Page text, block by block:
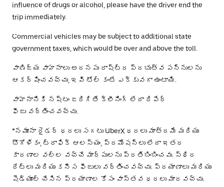
influence of drugs or alcohol, please have the driver end the
trip immediately.
Commercial vehicles may be subject to additional state
government taxes, which would be over and above the toll.
వాణిజ్య వాహనాలు అదనపు రాష్ట్ర ప్రభుత్వ పన్నులను
ఆకర్షించవచ్చు, ఇవి టోల్ కంటే ఎక్కువగా ఉంటాయి.
వాహనానికి నష్టం జరిగితే క్లీనింగ్ లేదా రిపేర్
ఫీజు వర్తించవచ్చు.
*నమూనా రైడర్ ధరలు సగటు UberX ధరలు మాత్రమే మరియు
భౌగోళికం, ట్రాఫిక్ ఆలస్యం, ప్రమోషన్లు లేదా ఇతర
కారణాల వల్ల వచ్చే మార్పులను ప్రతిబింబించవు. స్థిర
రేట్లు మరియు కనీస ఫీజులు వర్తించవచ్చు. ప్రయాణాలు మరియు
షెడ్యూల్ చేసిన ప్రయాణాల కోసం వాస్తవ ధరలు మారవచ్చు.